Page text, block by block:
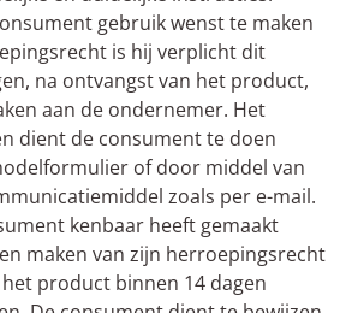
gebruik wenst te maken
is hij verplicht dit
na ontvangst van het product,
aan de ondernemer. Het
dient de consument te doen
of door middel van
zoals per e-mail.
kenbaar heeft gemaakt
maken van zijn herroepingsrecht
product binnen 14 dagen